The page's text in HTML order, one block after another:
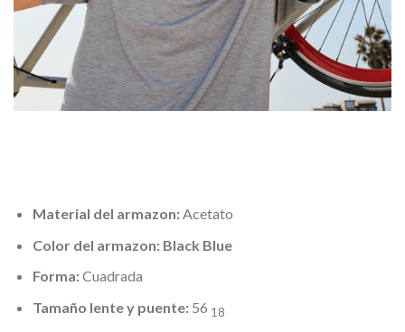
Material del armazon:Acetato
Color del armazon: Black Blue
Forma:Cuadrada
Tamaño lente y puente:56 18